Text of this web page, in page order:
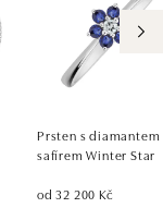
Prsten s diamantem
safírem Winter Star
od 32 200 Kč